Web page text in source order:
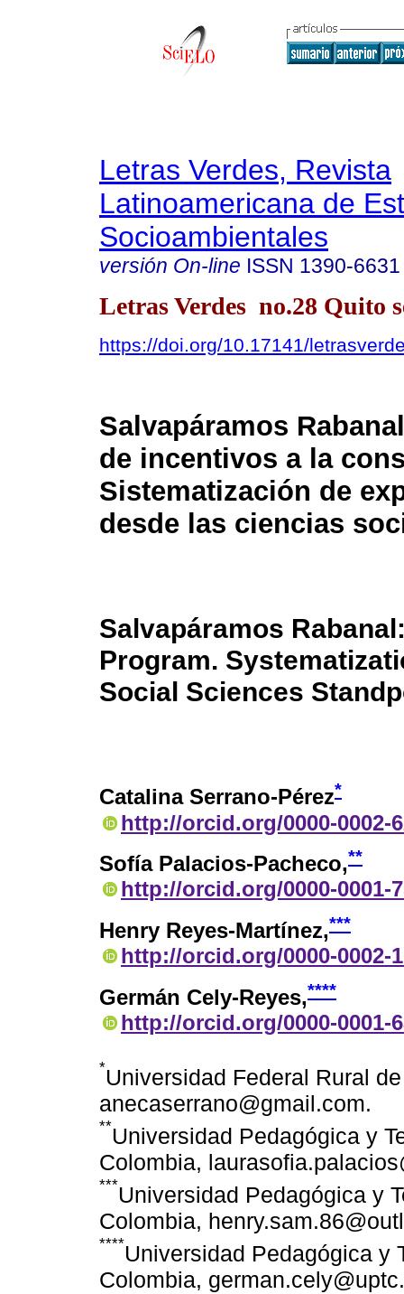
Letras Verdes, Revista
Latinoamericana de
Socioambientales
versión On-line ISSN 1390-6631
Letras Verdes no.28 Quito
https://doi.org/10.17141/
Salvapáramos
de incentivos a la
Sistematización de
desde las ciencias
Salvapáramos
Program.
Social Sciences
Catalina Serrano-Pérez*
http://orcid.org/0000-0002-
Sofía Palacios-Pacheco,**
http://orcid.org/0000-0001-
Henry Reyes-Martínez,***
http://orcid.org/0000-0002-
Germán Cely-Reyes,****
http://orcid.org/0000-0001-
*Universidad Federal Rural
anecaserrano@gmail.com.
**Universidad Pedagógica y
Colombia,
***Universidad Pedagógica y
Colombia,
****Universidad Pedagógica y
Colombia,